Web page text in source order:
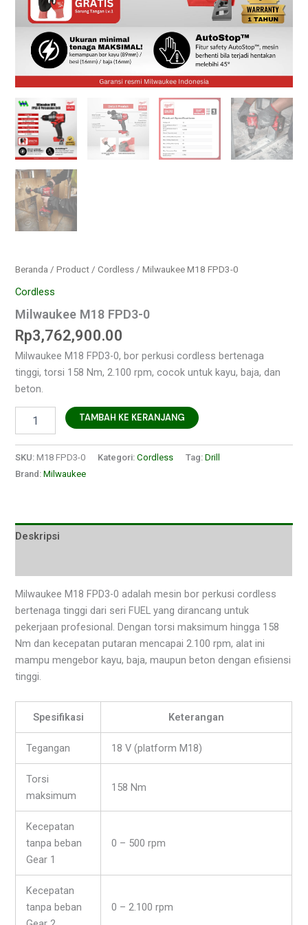
Beranda /Product /Cordless / Milwaukee M18 FPD3-0
Cordless
Milwaukee M18 FPD3-0
Rp3,762,900.00
Milwaukee M18 FPD3-0, bor perkusi cordless bertenaga
tinggi, torsi 158 Nm, 2.100 rpm, cocok untuk kayu, baja, dan
beton.
TAMBAH KE KERANJANG
SKU:M18 FPD3-0 Kategori:Cordless Tag:Drill
Brand:Milwaukee
Deskripsi
Milwaukee M18 FPD3-0 adalah mesin bor perkusi cordless
bertenaga tinggi dari seri FUEL yang dirancang untuk
pekerjaan profesional. Dengan torsi maksimum hingga 158
Nm dan kecepatan putaran mencapai 2.100 rpm, alat ini
mampu mengebor kayu, baja, maupun beton dengan efisiensi
tinggi.
Spesifikasi Keterangan
Tegangan 18 V (platform M18)
Torsi
maksimum
158 Nm
Kecepatan
tanpa beban
Gear 1
0 – 500 rpm
Kecepatan
tanpa beban
0 – 2.100 rpm